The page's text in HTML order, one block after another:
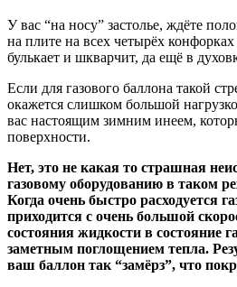
У вас “на носу” застолье, ждёте
на плите на всех четырёх
булькает и шкварчит, да ещё в
Если для газового баллона такой
окажется слишком большой
вас настоящим зимним инеем,
поверхности.
Нет, это не какая то страшная
газовому оборудованию в таком
Когда очень быстро расходуется
приходится с очень большой
состояния жидкости в состояние
заметным поглощением тепла.
ваш баллон так “замёрз”, что